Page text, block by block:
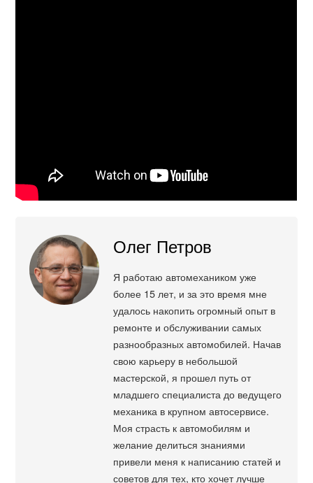
Олег Петров
Я работаю автомехаником уже
более 15 лет, и за это время мне
удалось накопить огромный опыт в
ремонте и обслуживании самых
разнообразных автомобилей. Начав
свою карьеру в небольшой
мастерской, я прошел путь от
младшего специалиста до ведущего
механика в крупном автосервисе.
Моя страсть к автомобилям и
желание делиться знаниями
привели меня к написанию статей и
советов для тех, кто хочет лучше